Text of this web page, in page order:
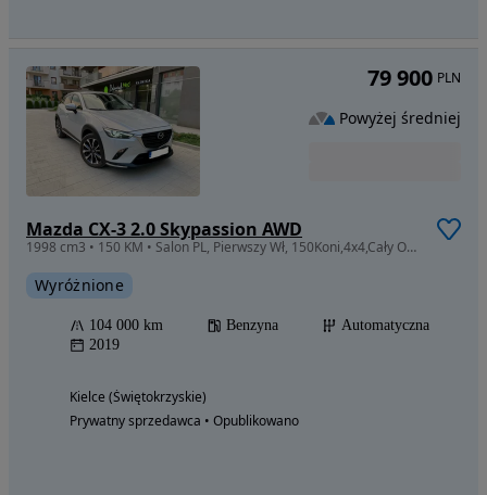
Mazda CX-3 2.0 Skypassion AWD
1998 cm3 • 150 KM • Salon PL, Pierwszy Wł, 150Koni,4x4,Cały Oryginalny, Idealny Stan
Wyróżnione
104 000 km Benzyna
Automatyczna
2019
Kielce (Świętokrzyskie)
Prywatny sprzedawca • Opublikowano
79 900 PLN
Powyżej średniej